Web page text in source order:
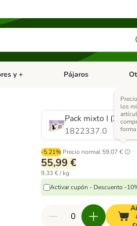
categoria abierto: Antiparasitarios
y + Menú de categoria
Pájaros
Pack mixto I (3
1822337.0
-5.21% Precio normal 59,07 €
los
55,99 €
9,33 € / kg
Activar cupón - Descuento -